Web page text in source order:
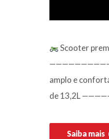
Scooter
amplo e
de 13,2L
Saiba mais